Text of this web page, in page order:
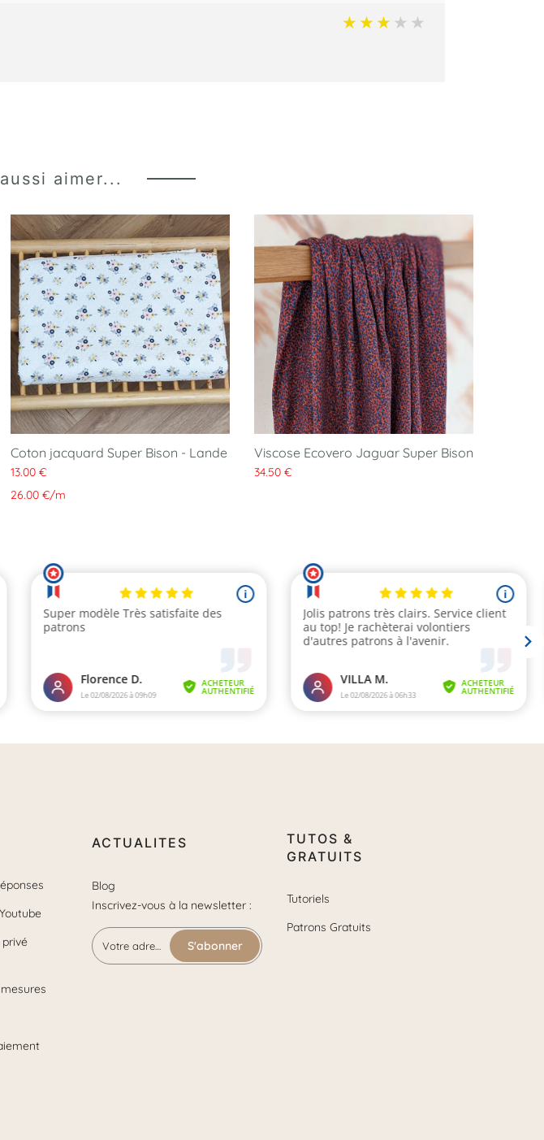
aimer...
Coton jacquard Super Bison - Lande
13.00 €
26.00 €/m
Viscose Ecovero Jaguar Super Bison
34.50 €
ACTUALITES
Blog
Inscrivez-vous à la newsletter :
S'abonner
TUTOS &
GRATUITS
Tutoriels
Patrons Gratuits